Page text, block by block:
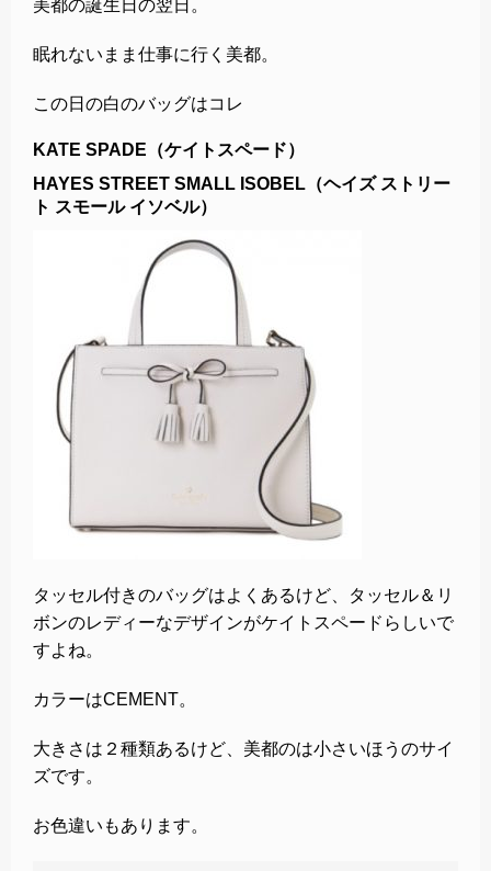
美都の誕生日の翌日。
眠れないまま仕事に行く美都。
この日の白のバッグはコレ
KATE SPADE（ケイトスペード）
HAYES STREET SMALL ISOBEL（ヘイズ ストリー
ト スモール イソベル）
タッセル付きのバッグはよくあるけど、タッセル＆リ
ボンのレディーなデザインがケイトスペードらしいで
すよね。
カラーはCEMENT。
大きさは２種類あるけど、美都のは小さいほうのサイ
ズです。
お色違いもあります。